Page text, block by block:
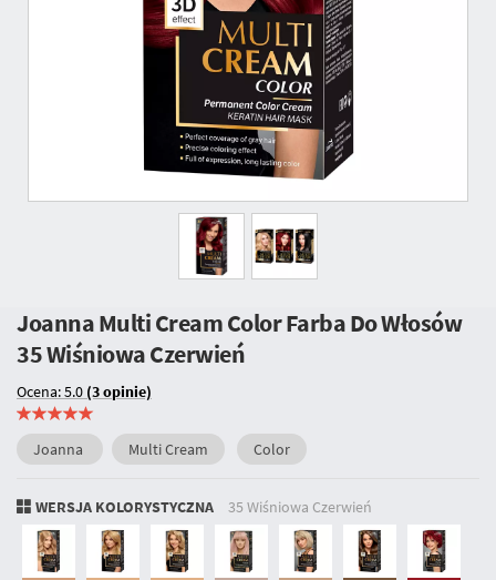
Joanna Multi Cream Color Farba Do Włosów
35 Wiśniowa Czerwień
Ocena: 5.0 (3 opinie)
Joanna Multi Cream Color
WERSJA KOLORYSTYCZNA 35 Wiśniowa Czerwień